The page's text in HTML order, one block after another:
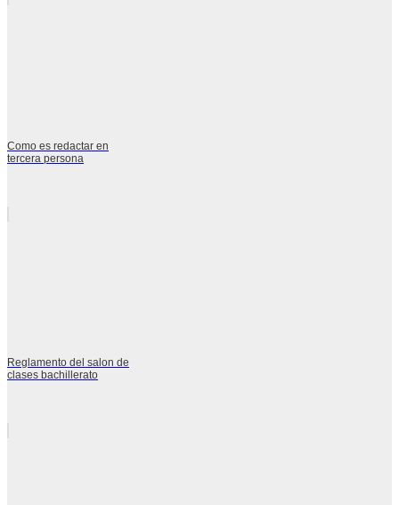
Como es redactar en
tercera persona
Reglamento del salon de
clases bachillerato